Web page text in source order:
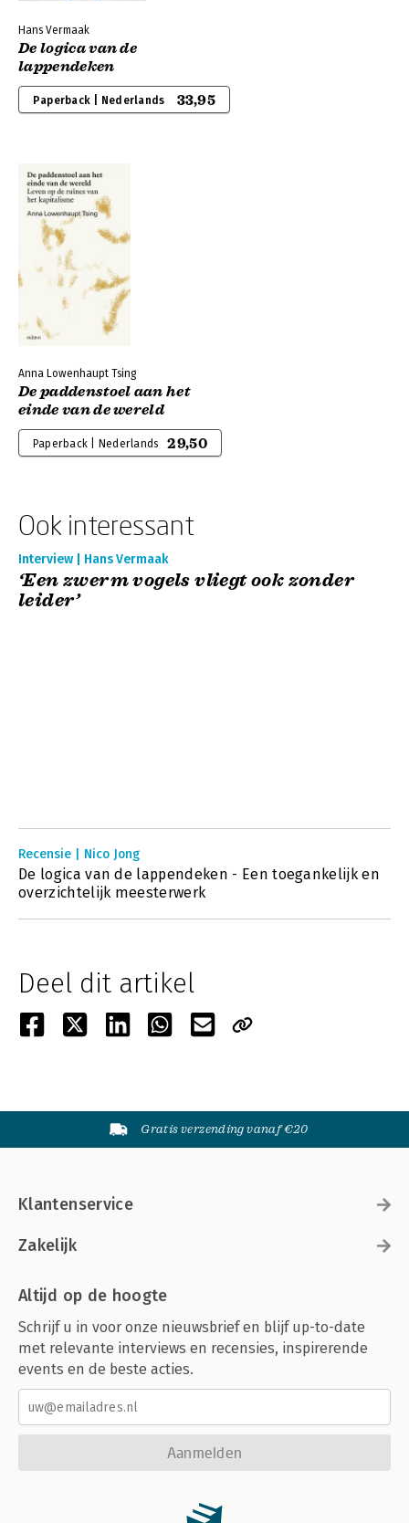
Hans Vermaak
De logica van de
lappendeken
Paperback | Nederlands 33,95
Anna Lowenhaupt Tsing
De paddenstoel aan het
einde van de wereld
Paperback | Nederlands 29,50
Ook interessant
Interview | Hans Vermaak
‘Een zwerm vogels vliegt ook zonder
leider’
Recensie | Nico Jong
De logica van de lappendeken - Een toegankelijk en
overzichtelijk meesterwerk
Deel dit artikel
Gratis verzending vanaf €20
Klantenservice
Zakelijk
Altijd op de hoogte
Schrijf u in voor onze nieuwsbrief en blijf up-to-date
met relevante interviews en recensies, inspirerende
events en de beste acties.
Aanmelden